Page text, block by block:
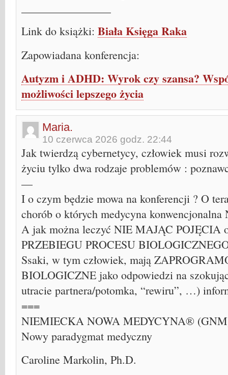
Link do książki: Biała Księga Raka
Zapowiadana konferencja:
Autyzm i ADHD: Wyrok czy szansa?
możliwości lepszego życia
Maria.
10 czerwca 2026 godz. 22:44
Jak twierdzą cybernetycy, człowiek musi
życiu tylko dwa rodzaje problemów :
—
I o czym będzie mowa na konferencji ? O
chorób o których medycyna
A jak można leczyć NIE MAJĄC POJĘCIA
PRZEBIEGU PROCESU
Ssaki, w tym człowiek, mają
BIOLOGICZNE jako odpowiedzi na
utracie partnera/potomka, “rewiru”, …)
===
NIEMIECKA NOWA MEDYCYNA®
Nowy paradygmat medyczny
Caroline Markolin, Ph.D.